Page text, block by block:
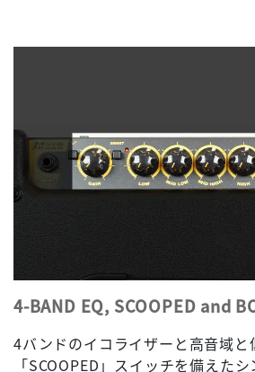
4-BAND EQ, SCOOPED and
4バンドのイコライザーと高音域と
「SCOOPED」スイッチを備えた